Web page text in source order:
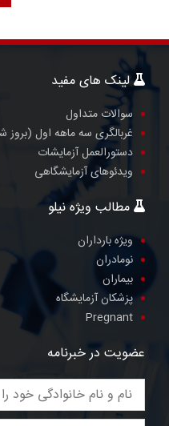
لینک های مفید
سوالات متداول
غربالگری سه ماهه اول (بروز
دستورالعمل آزمایشات
ویدئوهای آزمایشگاهی
مطالب ویژه نیلو
ویژه بارداران
نومادران
بیماران
پزشکان آزمایشگاه
Pregnant
عضویت در خبرنامه